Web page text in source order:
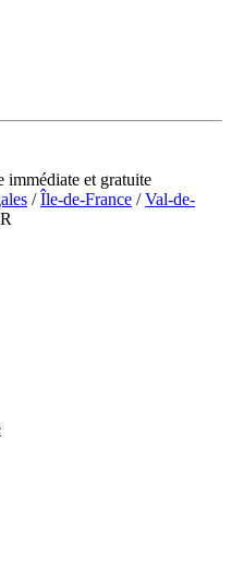
immédiate et gratuite
/Île-de-France /Val-de-